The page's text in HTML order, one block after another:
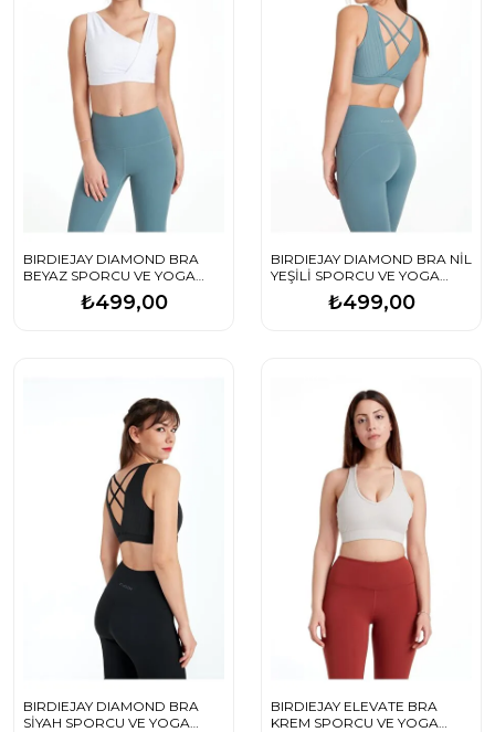
BIRDIEJAY DIAMOND BRA
BEYAZ SPORCU VE YOGA
₺499,00
BIRDIEJAY DIAMOND BRA NİL
YEŞİLİ SPORCU VE YOGA
₺499,00
BIRDIEJAY DIAMOND BRA
SİYAH SPORCU VE YOGA
BIRDIEJAY ELEVATE BRA
KREM SPORCU VE YOGA